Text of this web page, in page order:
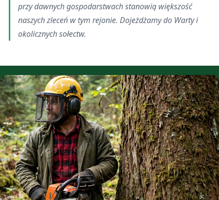
przy dawnych gospodarstwach stanowią większość
naszych zleceń w tym rejonie. Dojeżdżamy do Warty i
okolicznych sołectw.